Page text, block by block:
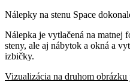
Nálepky na stenu Space
Nálepka je vytlačená na matnej
steny, ale aj nábytok a okná a
izbičky.
Vizualizácia na druhom